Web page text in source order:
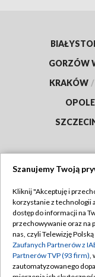
GORZÓW
KRAKÓW /
OPOLE
Abonament TVP
Emisja w TVP
Centrum
Szanujemy Twoją
Kliknij "Akceptuję i
korzystanie z technologii
dostęp do informacji na
przechowywanie oraz na
nas, czyli Telewizję
Zaufanych Partnerów z
Partnerów TVP (93 firm),
zautomatyzowanego